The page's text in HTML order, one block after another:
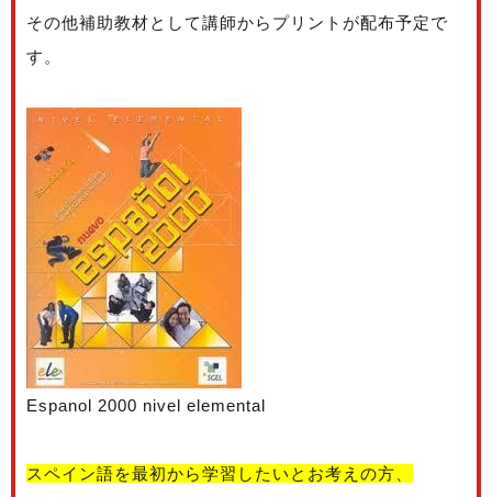
その他補助教材として講師からプリントが配布予定で
す。
Espanol 2000 nivel elemental
スペイン語を最初から学習したいとお考えの方、